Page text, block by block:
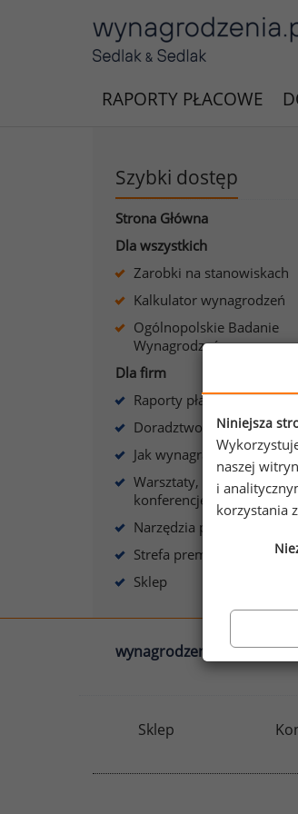
RAPORTY PŁACOWE
Szybki dostęp
Strona Główna
Dla wszystkich
Zarobki na stanowiskach
Kalkulator wynagrodzeń
Ogólnopolskie Badanie
Wynagrodzeń
Dla firm
Raporty płacowe dla firm
Doradztwo płacowe
Jak wynagradzać?
Warsztaty, szkolenia,
konferencje
Narzędzia płacowe
Strefa premium
Sklep
wynagrodzenia.pl
Sklep
Niniejsza
naszej
i
korzystania